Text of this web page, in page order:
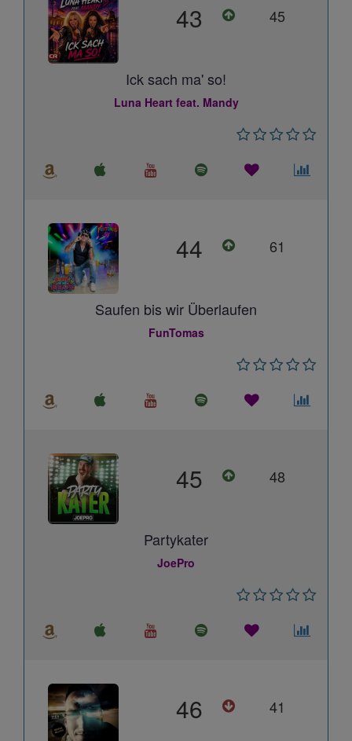
43 45
Ick sach ma' so!
Luna Heart feat. Mandy
44 61
Saufen bis wir Überlaufen
FunTomas
45 48
Partykater
JoePro
46 41